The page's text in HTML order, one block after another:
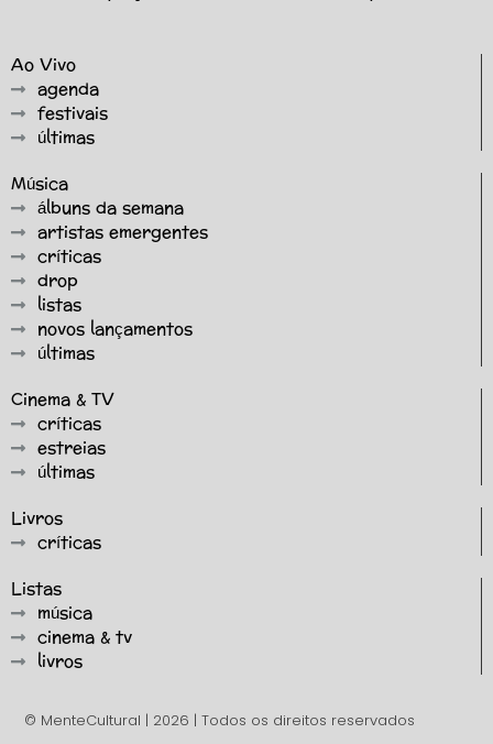
Ao Vivo
agenda
festivais
últimas
Música
álbuns da semana
artistas emergentes
críticas
drop
listas
novos lançamentos
últimas
Cinema & TV
críticas
estreias
últimas
Livros
críticas
Listas
música
cinema & tv
livros
© MenteCultural | 2026 | Todos os direitos reservados